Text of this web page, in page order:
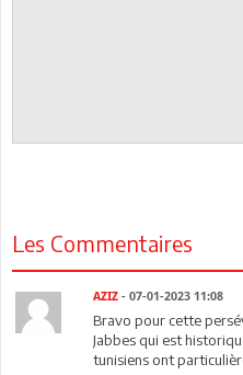
Les Commentaires
AZIZ - 07-01-2023 11:08
Bravo pour cette
Jabbes qui est
tunisiens ont